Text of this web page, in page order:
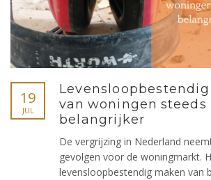
19
JUL
van woningen steeds
belangrijker
De vergrijzing in Nederland
gevolgen voor de woningmarkt.
levensloopbestendig maken van